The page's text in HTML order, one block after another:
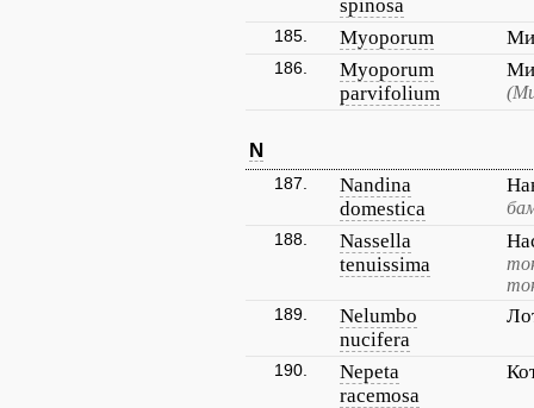
spinosa
185. Myoporum
186.
Myoporum
parvifolium
N
187.
Nandina
domestica
188.
Nassella
tenuissima
189.
Nelumbo
nucifera
190.
Nepeta
racemosa